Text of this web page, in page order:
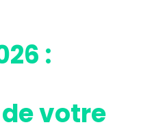
:
votre